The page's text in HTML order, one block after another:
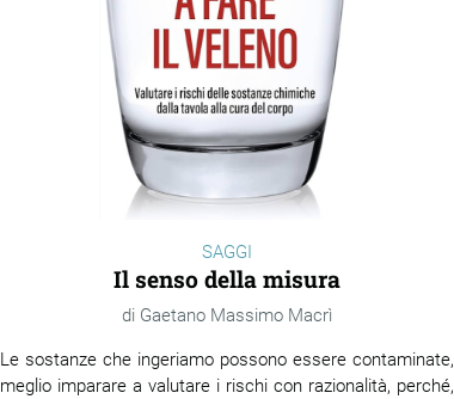
SAGGI
Il senso della misura
Gaetano Massimo Macrì
Le sostanze che ingeriamo possono essere contaminate,
meglio imparare a valutare i rischi con razionalità, perché,